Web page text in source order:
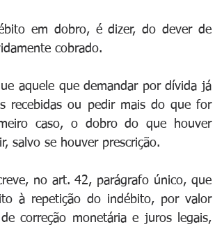
em dobro, é dizer, do dever de
cobrado.
aquele que demandar por dívida já
recebidas ou pedir mais do que for
caso, o dobro do que houver
salvo se houver prescrição.
no art. 42, parágrafo único, que
à repetição do indébito, por valor
correção monetária e juros legais,